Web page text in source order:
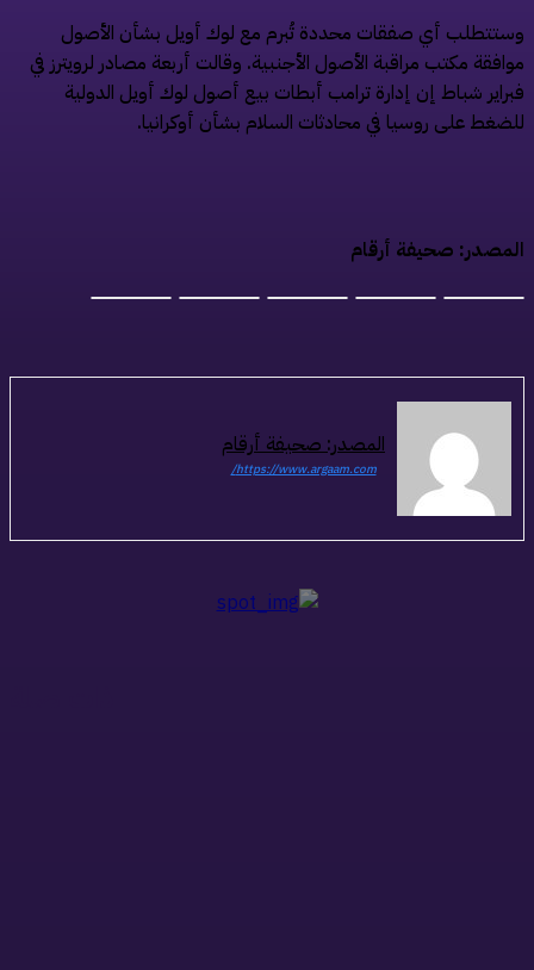
أي صفقات محددة تُبرم مع لوك أويل بشأن الأصول
مكتب مراقبة الأصول الأجنبية. وقالت أربعة مصادر لرويترز في
شباط إن إدارة ترامب أبطات بيع ​أصول لوك ​أويل الدولية
على روسيا في محادثات السلام بشأن أوكرانيا.
صحيفة أرقام
المصدر: صحيفة أرقام
https://www.argaam.com/